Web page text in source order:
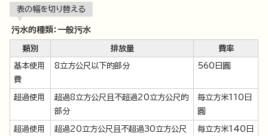
表の幅を切り替える
污水的種類：一般污水
類別 排放量 費率
基本使用
費
8立方公尺以下的部分 560日圓
超過使用
超過8立方公尺且不超過20立方公尺的
部分
每立方米110日
圓
超過使用
超過20立方公尺且不超過30立方公尺
每立方米140日